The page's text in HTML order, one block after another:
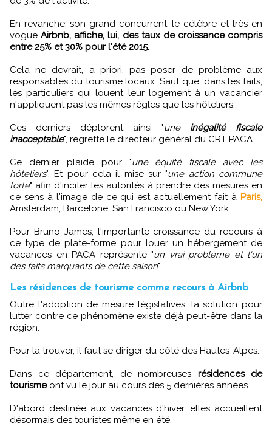
En revanche, son grand concurrent, le célèbre et très en
vogueAirbnb, affiche, lui, des taux de croissance compris
entre 25% et 30% pour l'été 2015.
Cela ne devrait, a priori, pas poser de problème aux
responsables du tourisme locaux. Sauf que, dans les faits,
les particuliers qui louent leur logement à un vacancier
n'appliquent pas les mêmes règles que les hôteliers.
Ces derniers déplorent ainsi "une inégalité fiscale
inacceptable", regrette le directeur général du CRT PACA.
Ce dernier plaide pour "une équité fiscale avec les
hôteliers". Et pour cela il mise sur "une action commune
forte" afin d'inciter les autorités à prendre des mesures en
ce sens à l'image de ce qui est actuellement fait à Paris,
Amsterdam, Barcelone, San Francisco ou New York.
Pour Bruno James, l'importante croissance du recours à
ce type de plate-forme pour louer un hébergement de
vacances en PACA représente "un vrai problème et l'un
des faits marquants de cette saison".
Les résidences de tourisme comme recours à Airbnb
Outre l'adoption de mesure législatives, la solution pour
lutter contre ce phénomène existe déjà peut-être dans la
région.
Pour la trouver, il faut se diriger du côté des Hautes-Alpes.
Dans ce département, de nombreuses résidences de
tourismeont vu le jour au cours des 5 dernières années.
D'abord destinée aux vacances d'hiver, elles accueillent
désormais des touristes même en été.